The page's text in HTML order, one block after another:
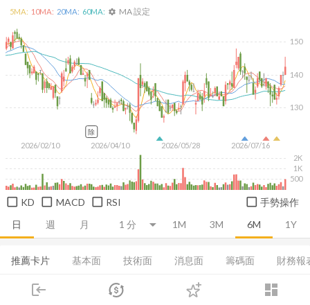
login dashboard
市場 登入
日 週 月 1M 3M 6M 1Y
2026/02/10 2026/04/10 2026/05/28 2026/07/16
130
140
150
500
1K
2K
5MA: 10MA: 20MA: 60MA: settings MA 設定
除
KD MACD RSI 手勢操作
推薦卡片 基本面 技術面 消息面 籌碼面 財務報
法人買賣超 當日主力券商 董監持股 基本概況